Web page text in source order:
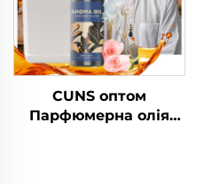
CUNS оптом
Парфюмерна олія